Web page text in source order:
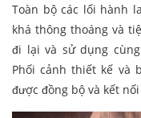
Toàn bộ các lối hành
khá thông thoáng và
đi lại và sử dụng
Phối cảnh thiết kế và
được đồng bộ và kết